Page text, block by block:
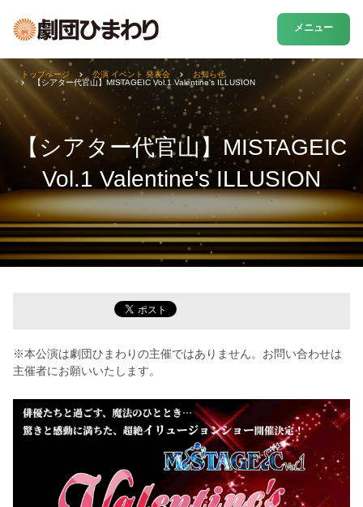
メニュー
【シアター代官山】MISTAGEIC
Vol.1 Valentine's ILLUSION
トップページ 公演 イベント 発表会
お知らせ
【シアター代官山】MISTAGEIC Vol.1 Valentine's ILLUSION
※本公演は劇団ひまわりの主催ではありません。お問い合わせは
主催者にお願いいたします。